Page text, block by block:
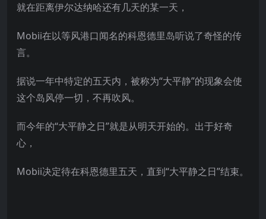
就在距离伊尔达纳哈还有几天的某一天，
Mobii在以等风港口闻名的科恩德里岛听说了奇怪的传
言。
据说一年中特定的五天内，被称为“大平静”的现象会使
这个岛风停一切，不再吹风。
而今年的“大平静之日”就是从明天开始的。出于好奇
心，
Mobii决定待在科恩德里五天，直到“大平静之日”结束。